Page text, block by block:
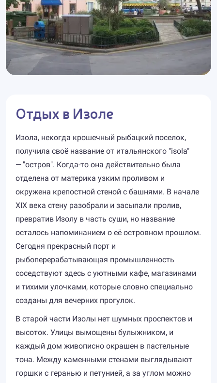
Отдых в Изоле
Изола, некогда крошечный рыбацкий поселок,
получила своё название от итальянского "isola"
— "остров". Когда-то она действительно была
отделена от материка узким проливом и
окружена крепостной стеной с башнями. В начале
XIX века стену разобрали и засыпали пролив,
превратив Изолу в часть суши, но название
осталось напоминанием о её островном прошлом.
Сегодня прекрасный порт и
рыбоперерабатывающая промышленность
соседствуют здесь с уютными кафе, магазинами
и тихими улочками, которые словно специально
созданы для вечерних прогулок.
В старой части Изолы нет шумных проспектов и
высоток. Улицы вымощены булыжником, и
каждый дом живописно окрашен в пастельные
тона. Между каменными стенами выглядывают
горшки с геранью и петунией, а за углом можно